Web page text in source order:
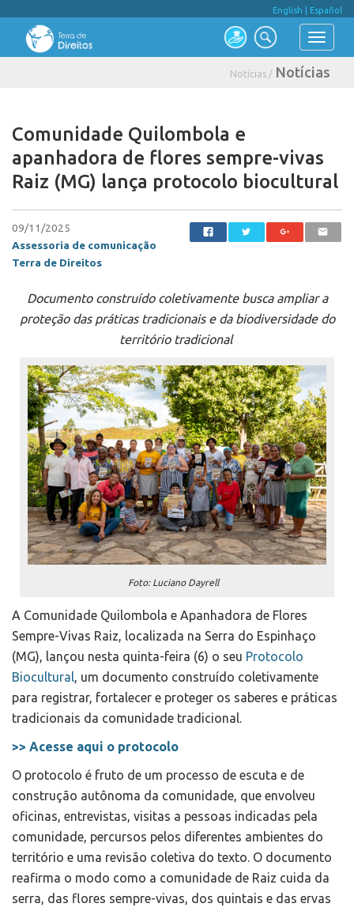
English Español
Notícias / Notícias
Comunidade Quilombola e
apanhadora de flores sempre-vivas
Raiz (MG) lança protocolo biocultural
09/11/2025
Assessoria de comunicação
Terra de Direitos
Documento construído coletivamente busca ampliar a
proteção das práticas tradicionais e da biodiversidade do
território tradicional
Foto: Luciano Dayrell
A Comunidade Quilombola e Apanhadora de Flores
Sempre-Vivas Raiz, localizada na Serra do Espinhaço
(MG), lançou nesta quinta-feira (6) o seu Protocolo
Biocultural, um documento construído coletivamente
para registrar, fortalecer e proteger os saberes e práticas
tradicionais da comunidade tradicional.
>> Acesse aqui o protocolo
O protocolo é fruto de um processo de escuta e de
construção autônoma da comunidade, que envolveu
oficinas, entrevistas, visitas a pessoas indicadas pela
comunidade, percursos pelos diferentes ambientes do
território e uma revisão coletiva do texto. O documento
reafirma o modo como a comunidade de Raiz cuida da
serra, das flores sempre-vivas, dos quintais e das ervas